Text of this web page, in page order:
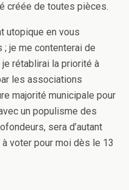
créée de toutes pièces.
utopique en vous
je me contenterai de
rétablirai la priorité à
les associations
majorité municipale pour
un populisme des
sera d’autant
voter pour moi dès le 13